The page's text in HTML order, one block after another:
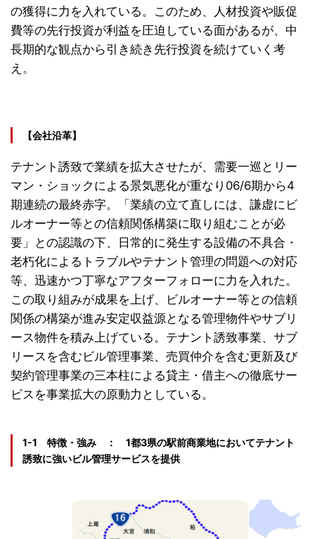
の獲得に力を入れている。このため、人材投資や販促
費等の先行投資が利益を圧迫している面があるが、中
長期的な観点から引き続き先行投資を続けていく考
え。
【会社沿革】
テナント誘致で業績を拡大させたが、需要一巡とリー
マン・ショックによる景気悪化が重なり06/6期から4
期連続の最終赤字。「業績の立て直しには、謙虚にビ
ルオーナー等との信頼関係構築に取り組むことが必
要」との認識の下、日常的に発生する設備の不具合・
老朽化によるトラブルやテナント管理の問題への対応
等、迅速かつ丁寧なアフターフォローに力を入れた。
この取り組みが成果を上げ、ビルオーナー等との信頼
関係の構築が進み安定収益源となる管理物件やサブリ
ース物件を積み上げている。テナント誘致事業、サブ
リースを含むビル管理事業、売買仲介を含む更新及び
契約管理事業の三本柱による貸主・借主への徹底サー
ビスを事業拡大の原動力としている。
1-1 特徴・強み ： 1都3県の駅前商業地においてテナント
誘致に強いビル管理サービスを提供